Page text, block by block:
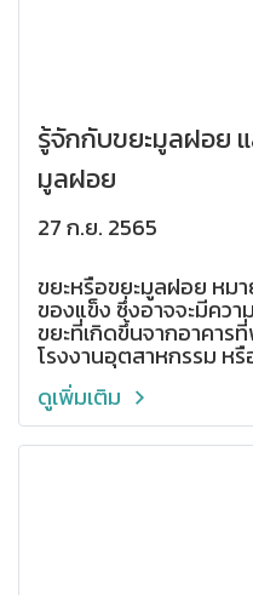
รู้จักกับขยะมูลฝอย แ
มูลฝอย
27 ก.ย. 2565
ขยะหรือขยะมูลฝอย หม
ของแข็ง ซึ่งอาจจะมีคว
ขยะที่เกิดขึ้นจากอาคาร
โรงงานอุตสาหกรรม ห
และลักษณะแตกต่างกันอ
ดูเพิ่มเติม